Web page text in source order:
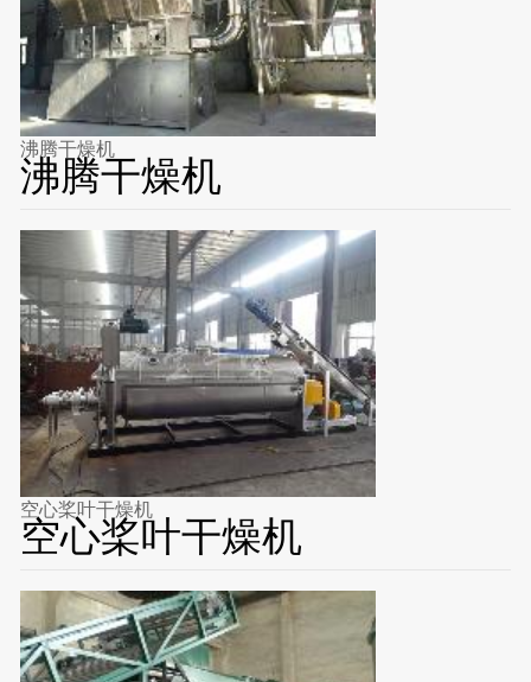
沸腾干燥机
沸腾干燥机
空心桨叶干燥机
空心桨叶干燥机